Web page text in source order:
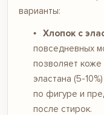
варианты:
Хлопок с
повседневных
позволяет
эластана (5-
по фигуре и
после стирок.